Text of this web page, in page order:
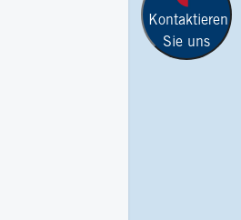
Kontaktieren
Sie uns